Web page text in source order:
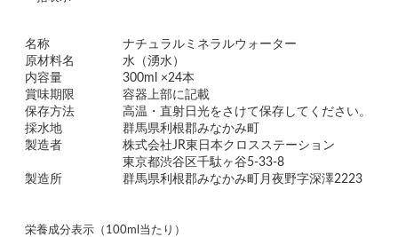
名称
ナチュラルミネラルウォーター
原材料名
水（湧水）
内容量
300ml ×24本
賞味期限
容器上部に記載
保存方法
高温・直射日光をさけて保存してください。
採水地
群馬県利根郡みなかみ町
製造者
株式会社JR東日本クロスステーション
東京都渋谷区千駄ヶ谷5-33-8
製造所
群馬県利根郡みなかみ町月夜野字深澤2223
栄養成分表示（100ml当たり）